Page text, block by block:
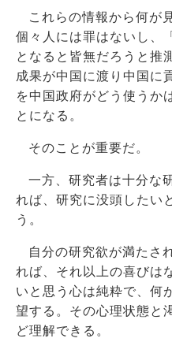
これらの情報から何が
個々人には罪はないし、
となると皆無だろうと推
成果が中国に渡り中国に
を中国政府がどう使うか
とになる。
そのことが重要だ。
一方、研究者は十分な
れば、研究に没頭したい
う。
自分の研究欲が満たさ
れば、それ以上の喜びは
いと思う心は純粋で、何
望する。その心理状態と
ど理解できる。